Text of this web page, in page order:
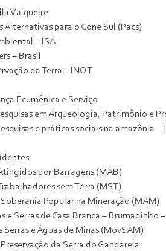
Valqueire
Alternativas para o Cone Sul (Pacs)
– ISA
– Brasil
da Terra – INOT
Ecumênica e Serviço
em Arqueologia, Patrimônio e
e práticas sociais na amazônia –
por Barragens (MAB)
sem Terra (MST)
Popular na Mineração (MAM)
e Serras de Casa Branca – Brumadinho
e Águas de Minas (MovSAM)
da Serra do Gandarela